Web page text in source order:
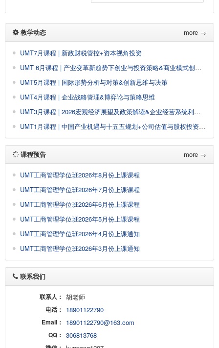
教学动态 more →
UMT7月课程 | 新政财税管控+资本视角投资
UMT 6月课程 | 产业变革新趋势下创业与投资策略&商业模式创新与设计
UMT5月课程 | 国际形势分析与对策&创新思维与决策
UMT4月课程 | 企业战略管理&博弈论与策略思维
UMT3月课程 | 2026宏观经济展望及政策解读&企业经营系统利润创新
UMT1月课程 | 中国产业机遇与十五五规划+公司估值与股权投资&AI大模型驱动企业经营管理创新增长
课程预告 more →
UMT工商管理学位班2026年8月份上课课程
UMT工商管理学位班2026年7月份上课课程
UMT工商管理学位班2026年6月份上课课程
UMT工商管理学位班2026年5月份上课课程
UMT工商管理学位班2026年4月份上课通知
UMT工商管理学位班2026年3月份上课通知
联系我们
联系人： 胡老师
电话： 18901122790
Email： 18901122790@163.com
QQ： 306813768